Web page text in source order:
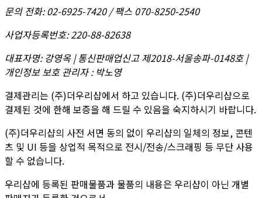
문의 전화:02-6925-7420 / 팩스 070-8250-2540
사업자등록번호:220-88-82638
대표자명:강영옥 | 통신판매업신고 제2018-서울송파-0148호 |
개인정보 보호 관리자 : 박노영
결제관리는 (주)더우리샵에서 하고 있습니다. (주)더우리샵으로
결제된 것에 한해 보증을 해 드릴 수 있음을 숙지하시기 바랍니다.
(주)더우리샵의 사전 서면 동의 없이 우리샵의 일체의 정보, 콘텐
츠 및 UI 등을 상업적 목적으로 전시/전송/스크래핑 등 무단 사용
할 수 없습니다.
우리샵에 등록된 판매물품과 물품의 내용은 우리샵이 아닌 개별